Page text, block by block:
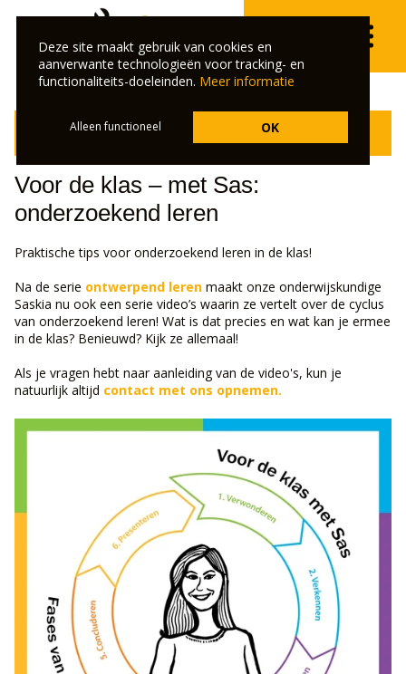
Klik hier om terug te gaan naar het overzicht van de
Voor de klas – met Sas:
onderzoekend leren
Praktische tips voor onderzoekend leren in de klas!
Na de serie ontwerpend leren maakt onze onderwijskundige
Saskia nu ook een serie video’s waarin ze vertelt over de cyclus
van onderzoekend leren! Wat is dat precies en wat kan je ermee
in de klas? Benieuwd? Kijk ze allemaal!
Als je vragen hebt naar aanleiding van de video's, kun je
natuurlijk altijd contact met ons opnemen.
Deze site maakt gebruik van cookies en
aanverwante technologieën voor tracking- en
functionaliteits-doeleinden. Meer informatie
Alleen functioneel OK